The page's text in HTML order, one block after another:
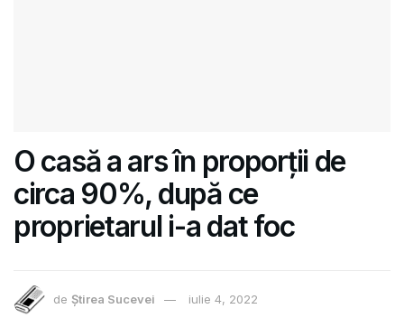
O casă a ars în proporții de
circa 90%, după ce
proprietarul i-a dat foc
de Știrea Sucevei iulie 4, 2022